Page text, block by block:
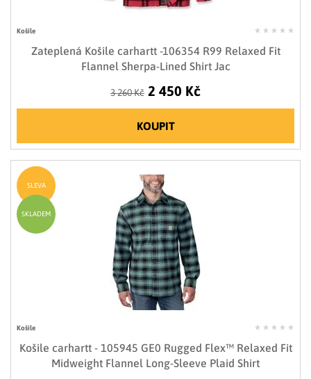
Košile
Zateplená Košile carhartt -106354 R99 Relaxed Fit
Flannel Sherpa-Lined Shirt Jac
3 260 Kč 2 450 Kč
KOUPIT
Košile
Košile carhartt - 105945 GE0 Rugged Flex™ Relaxed Fit
Midweight Flannel Long-Sleeve Plaid Shirt
SLEVA
SKLADEM